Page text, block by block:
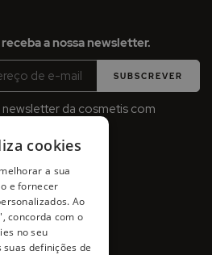
a nossa newsletter.
SUBSCREVER
da cosmetis com
cookies
a sua
e fornecer
Ao
concorda com o
no seu
definições de